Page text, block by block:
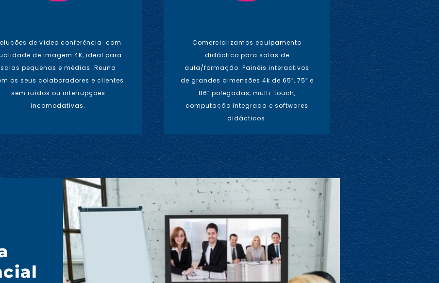
de vídeo conferência com
de imagem 4K, ideal para
salas pequenas e médias. Reuna
os seus colaboradores e clientes
sem ruídos ou interrupções
incomodativas.
Comercializamos equipamento
didáctico para salas de
aula/formação. Painéis interactivos
de grandes dimensões 4k de 65″, 75″ e
86″ polegadas, multi-touch,
computação integrada e softwares
didácticos.